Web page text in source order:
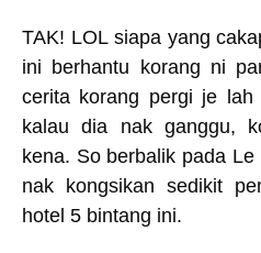
TAK! LOL siapa yang
ini berhantu korang ni
cerita korang pergi je lah
kalau dia nak ganggu,
kena. So berbalik pada
nak kongsikan sedikit
hotel 5 bintang ini.